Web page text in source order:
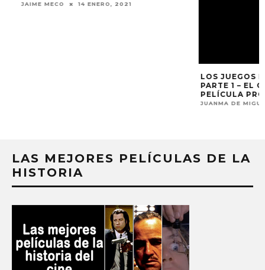
JAIME MECO 14 ENERO, 2021
LOS JUEGOS
PARTE 1 – EL
PELÍCULA
JUANMA DE MIGUEL
LAS MEJORES PELÍCULAS DE LA
HISTORIA